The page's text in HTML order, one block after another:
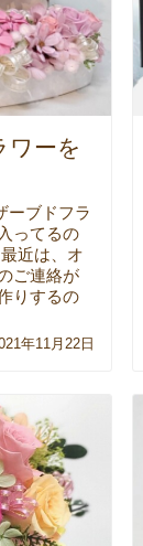
ワーを
ーブドフラ
ってるの
近は、オ
ご連絡が
りするの
年11月22日